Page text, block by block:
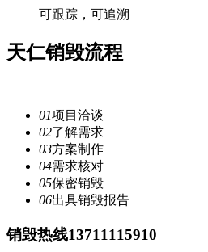
可跟踪，可追溯
天仁销毁流程
01项目洽谈
02了解需求
03方案制作
04需求核对
05保密销毁
06出具销毁报告
销毁热线13711115910